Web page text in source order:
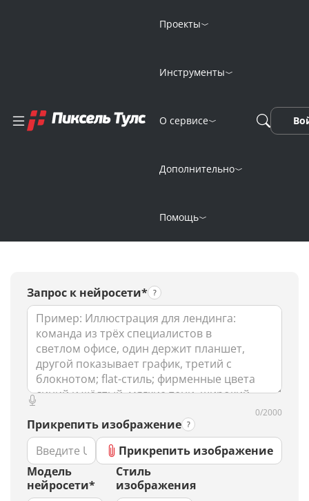
Проекты
Инструменты
О сервисе
Дополнительно
Помощь
изображений
онлайн
нейросетью Uizard
Запрос к нейросети*
0/2000
Прикрепить изображение
Прикрепить изображение
Модель
нейросети*
Стиль
изображения